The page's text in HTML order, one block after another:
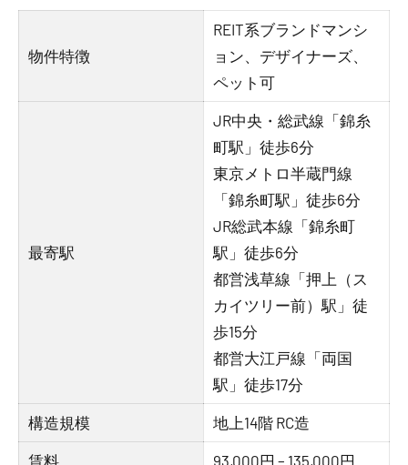
物件特徴
REIT系ブランドマンシ
ョン、デザイナーズ、
ペット可
最寄駅
JR中央・総武線「錦糸
町駅」徒歩6分
東京メトロ半蔵門線
「錦糸町駅」徒歩6分
JR総武本線「錦糸町
駅」徒歩6分
都営浅草線「押上（ス
カイツリー前）駅」徒
歩15分
都営大江戸線「両国
駅」徒歩17分
構造規模 地上14階 RC造
賃料 93,000円 – 135,000円